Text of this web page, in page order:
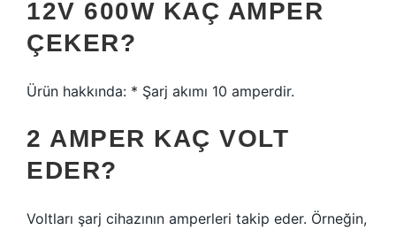
12V 600W KAÇ AMPER
ÇEKER?
Ürün hakkında: * Şarj akımı 10 amperdir.
2 AMPER KAÇ VOLT
EDER?
Voltları şarj cihazının amperleri takip eder. Örneğin,